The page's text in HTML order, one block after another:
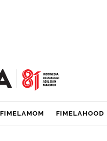
FIMELAMOM FIMELAHOOD